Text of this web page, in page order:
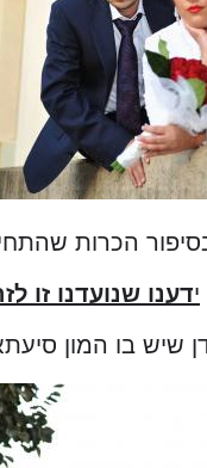
הכרות
ידענו שנועדנו זו
שיש בו המון